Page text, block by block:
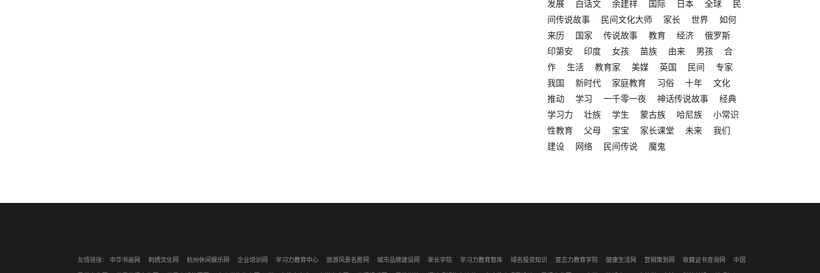
发展 白话文 余建祥 国际 日本 全球
民
间传说故事
民间文化大师 家长 世界
如何
来历
国家 传说故事 教育 经济
俄罗斯
印第安
印度 女孩 苗族 由来 男孩
合
作
生活 教育家 美媒 英国 民间
专家
我国
新时代 家庭教育 习俗 十年
文化
推动
学习 一千零一夜 神话传说故事
经典
学习力
壮族 学生 蒙古族 哈尼族
小常识
性教育
父母 宝宝 家长课堂 未来
我们
建设
网络 民间传说 魔鬼
友情链接： 中华书画网 刺绣文化网 杭州休闲娱乐网 企业培训网 学习力教育中心 旅游风景名胜网 城市品牌建设网 家长学院 学习力教育智库 域名投资知识 意志力教育学院 健康生活网 营销策划网 收藏证书查询网 中国